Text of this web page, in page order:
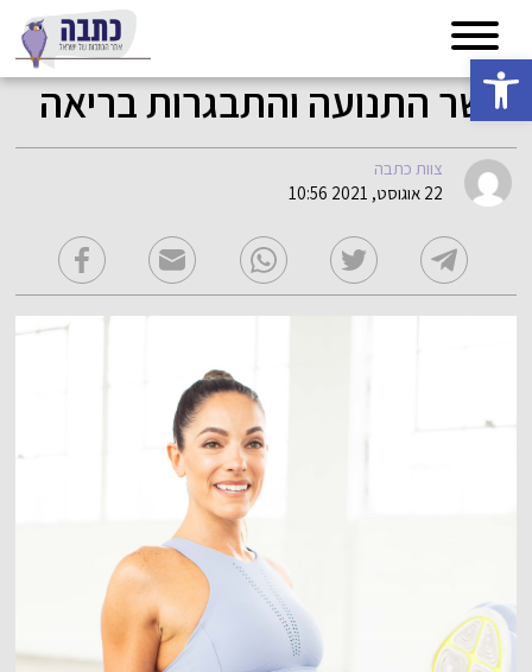
פתח סרגל נגישות
כושר התנועה והתבגרות בריאה
צוות כתבה
22 אוגוסט, 2021 10:56